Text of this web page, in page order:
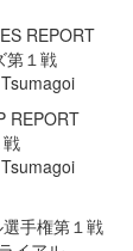
REPORT
第１戦
REPORT
手権第１戦